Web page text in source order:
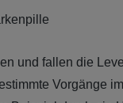
und fallen die
Vorgänge